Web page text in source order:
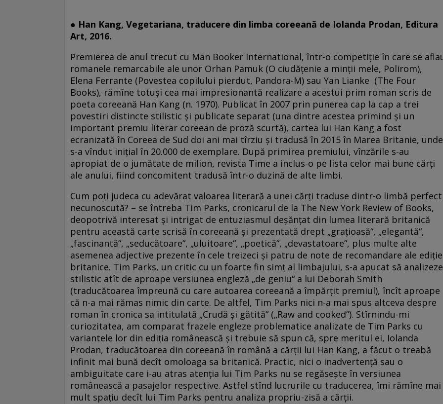
● Han Kang, Vegetariana, traducere din limba coreeană de Iolanda Prodan, Editura
Art, 2016.
Premierea de anul trecut cu Man Booker International, într-o competiţie în care se
romanele remarcabile ale unor Orhan Pamuk (O ciudăţenie a minţii mele, Polirom),
Elena Ferrante (Povestea copilului pierdut, Pandora-M) sau Yan Lianke (The Four
Books), rămîne totuşi cea mai impresionantă realizare a acestui prim roman scris de
poeta coreeană Han Kang (n. 1970). Publicat în 2007 prin punerea cap la cap a trei
povestiri distincte stilistic şi publicate separat (una dintre acestea primind şi un
important premiu literar coreean de proză scurtă), cartea lui Han Kang a fost
ecranizată în Coreea de Sud doi ani mai tîrziu şi tradusă în 2015 în Marea Britanie, unde
s-a vîndut iniţial în 20.000 de exemplare. După primirea premiului, vînzările s-au
apropiat de o jumătate de milion, revista Time a inclus-o pe lista celor mai bune cărţi
ale anului, fiind concomitent tradusă într-o duzină de alte limbi.
Cum poţi judeca cu adevărat valoarea literară a unei cărţi traduse dintr-o limbă perfect
necunoscută? – se întreba Tim Parks, cronicarul de la The New York Review of Books,
deopotrivă interesat şi intrigat de entuziasmul deşănţat din lumea literară britanică
pentru această carte scrisă în coreeană şi prezentată drept „graţioasă“, „elegantă“,
„fascinantă“, „seducătoare“, „uluitoare“, „poetică“, „devastatoare“, plus multe alte
asemenea adjective prezente în cele treizeci şi patru de note de recomandare ale
britanice. Tim Parks, un critic cu un foarte fin simţ al limbajului, s-a apucat să analizeze
stilistic atît de aproape versiunea engleză „de geniu“ a lui Deborah Smith
(traducătoarea împreună cu care autoarea coreeană a împărţit premiul), încît aproape
că n-a mai rămas nimic din carte. De altfel, Tim Parks nici n-a mai spus altceva despre
roman în cronica sa intitulată „Crudă şi gătită“ („Raw and cooked“). Stîrnindu-mi
curiozitatea, am comparat frazele engleze problematice analizate de Tim Parks cu
variantele lor din ediţia românească şi trebuie să spun că, spre meritul ei, Iolanda
Prodan, traducătoarea din coreeană în română a cărţii lui Han Kang, a făcut o treabă
infinit mai bună decît omoloaga sa britanică. Practic, nici o inadvertenţă sau o
ambiguitate care i-au atras atenţia lui Tim Parks nu se regăseşte în versiunea
românească a pasajelor respective. Astfel stînd lucrurile cu traducerea, îmi rămîne mai
mult spaţiu decît lui Tim Parks pentru analiza propriu-zisă a cărţii.